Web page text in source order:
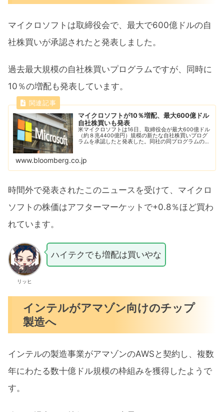
マイクロソフトは取締役会で、最大で600億ドルの自
社株買いが承認されたと発表しました。
過去最大規模の自社株買いプログラムですが、同時に
10％の増配も発表しています。
マイクロソフトが10％増配、最大600億ドル
自社株買いも発表
米マイクロソフトは16日、取締役会が最大600億ドル
（約８兆4400億円）規模の新たな自社株買いプログ
ラムを承認したと発表した。同社の同プログラムの承
www.bloomberg.co.jp
時間外で発表されたこのニュースを受けて、マイクロ
ソフトの株価はアフターマーケットで+0.8％ほど買わ
れています。
リッヒ
ハイテクでも増配は買いやな
インテルがアマゾン向けのチップ
製造へ
インテルの製造事業がアマゾンのAWSと契約し、複数
年にわたる数十億ドル規模の枠組みを獲得したようで
す。